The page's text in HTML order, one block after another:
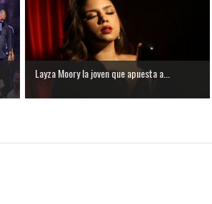
Layza Moory la joven que apuesta a...